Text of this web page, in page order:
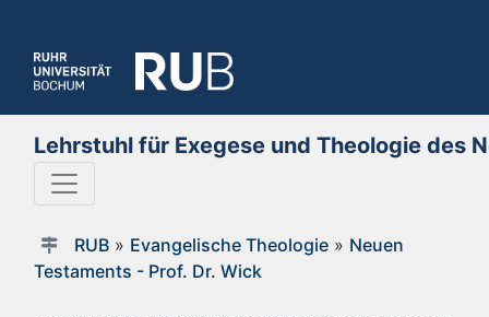
Lehrstuhl für Exegese und Theologie des
RUB» Evangelische Theologie» Neuen
Testaments - Prof. Dr. Wick